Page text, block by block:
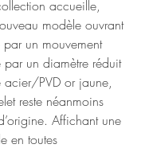
accueille,
modèle ouvrant
un mouvement
par un diamètre réduit
acier/PVD or jaune,
reste néanmoins
Affichant une
en toutes